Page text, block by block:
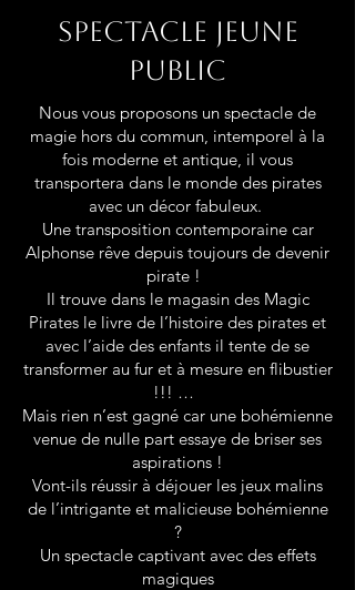
Spectacle jeune
public
Nous vous proposons un spectacle de
magie hors du commun, intemporel à la
fois moderne et antique, il vous
transportera dans le monde des pirates
avec un décor fabuleux.
Une transposition contemporaine car
Alphonse rêve depuis toujours de devenir
pirate !
Il trouve dans le magasin des Magic
Pirates le livre de l’histoire des pirates et
avec l’aide des enfants il tente de se
transformer au fur et à mesure en flibustier
!!! …
Mais rien n’est gagné car une bohémienne
venue de nulle part essaye de briser ses
aspirations !
Vont-ils réussir à déjouer les jeux malins
de l’intrigante et malicieuse bohémienne
?
Un spectacle captivant avec des effets
magiques